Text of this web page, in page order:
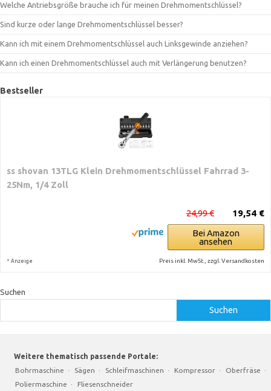
Welche Antriebsgröße brauche ich für meinen Drehmomentschlüssel?
Sind kurze oder lange Drehmomentschlüssel besser?
Kann ich mit einem Drehmomentschlüssel auch Linksgewinde anziehen?
Kann ich einen Drehmomentschlüssel auch mit Verlängerung benutzen?
Bestseller
ss shovan 13TLG Klein Drehmomentschlüssel Fahrrad 3-
25Nm, 1/4 Zoll
19,54 €
24,99 €
Bei Amazon
ansehen
* Anzeige Preis inkl. MwSt., zzgl. Versandkosten
Suchen
Suchen
Weitere thematisch passende Portale:
Bohrmaschine · Sägen · Schleifmaschinen · Kompressor · Oberfräse ·
Poliermaschine ·
Fliesenschneider